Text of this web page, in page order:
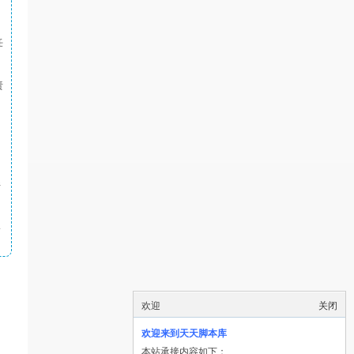
关闭
欢迎
欢迎来到天天脚本库
本站承接内容如下：